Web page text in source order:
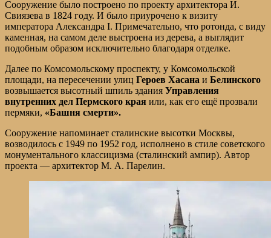
Сооружение было построено по проекту архитектора И.
Свиязева в 1824 году. И было приурочено к визиту
императора Александра I. Примечательно, что ротонда, с виду
каменная, на самом деле выстроена из дерева, а выглядит
подобным образом исключительно благодаря отделке.
Далее по Комсомольскому проспекту, у Комсомольской
площади, на пересечении улиц Героев Хасана и Белинского
возвышается высотный шпиль здания Управления
внутренних дел Пермского края или, как его ещё прозвали
пермяки, «Башня смерти».
Сооружение напоминает сталинские высотки Москвы,
возводилось с 1949 по 1952 год, исполнено в стиле советского
монументального классицизма (сталинский ампир). Автор
проекта — архитектор М. А. Парелин.